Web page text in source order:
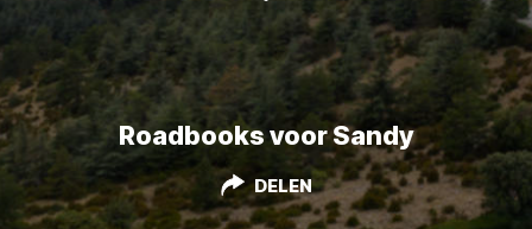
Roadbooks voor Sandy
DELEN